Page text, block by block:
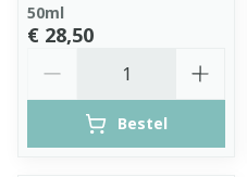
50ml
€ 28,50
Bestel